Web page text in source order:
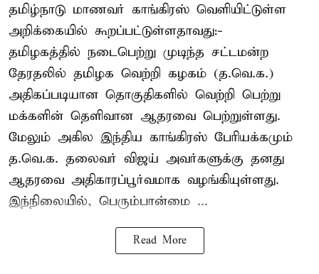
தமிழ்நாடு மாணவர் காங்கிரஸ் வெளியிட்டுள்ள
அறிக்கையில் கூறப்பட்டுள்ளதாவது:-
தமிழகத்தில் நடைபெற்று முடிந்த சட்டமன்ற
தேரதலில் தமிழக வெற்றி கழகம் (த.வெ.க.)
அதிகப்படியான தொகுதிகளில் வெற்றி பெற்று
மக்களின் தெளிவான ஆதரவை பெற்றுள்ளது.
மேலும் அகில இந்திய காங்கிரஸ் பேரியக்கமும்
த.வெ.க. தலைவர் விஜய் அவர்களுக்கு தனது
ஆதரவை அதிகாரப்பூர்வமாக வழங்கியுள்ளது.
இந்நிலையில், பெரும்பான்மை ...
Read More